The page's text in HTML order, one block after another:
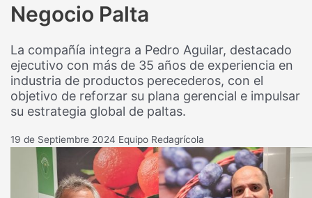
Negocio Palta
La compañía integra a Pedro Aguilar, destacado
ejecutivo con más de 35 años de experiencia en
industria de productos perecederos, con el
objetivo de reforzar su plana gerencial e impulsar
su estrategia global de paltas.
19 de Septiembre 2024 Equipo Redagrícola